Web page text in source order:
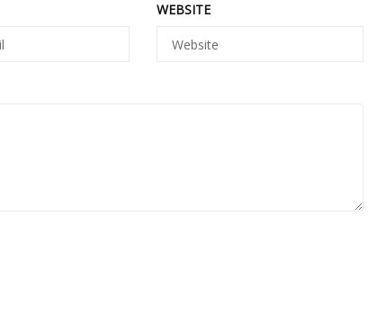
WEBSITE